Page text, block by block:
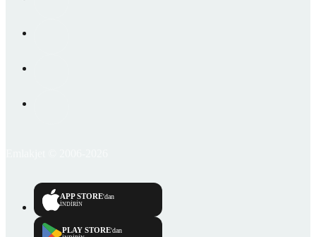
APP STORE'dan
İNDİRİN
PLAY STORE'dan